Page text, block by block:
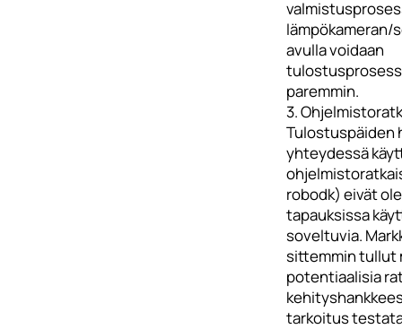
lämpökameran/
avulla voidaan
paremmin.
3.
Tulostuspäiden
yhteydessä
robodk) eivät
tapauksissa
soveltuvia.
sittemmin tullut
potentiaalisia
tarkoitus